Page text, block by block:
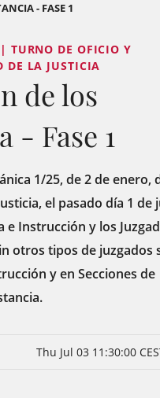
- FASE 1
TURNO DE OFICIO Y
DE LA JUSTICIA
de los
- Fase 1
1/25, de 2 de enero,
el pasado día 1 de
e Instrucción y los
otros tipos de juzgados
y en Secciones de
Thu Jul 03 11:30:00